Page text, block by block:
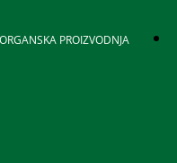
ORGANSKA PROIZVODNJA